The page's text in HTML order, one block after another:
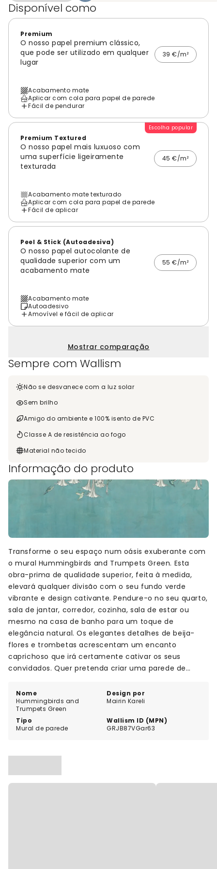
Disponível como
Premium
O nosso papel premium clássico,
que pode ser utilizado em qualquer
lugar
39 €/m²
Acabamento mate
Aplicar com cola para papel de parede
Fácil de pendurar
Escolha popular
Premium Textured
O nosso papel mais luxuoso com
uma superfície ligeiramente
texturada
45 €/m²
Acabamento mate texturado
Aplicar com cola para papel de parede
Fácil de aplicar
Peel & Stick (Autoadesiva)
O nosso papel autocolante de
qualidade superior com um
acabamento mate
55 €/m²
Acabamento mate
Autoadesivo
Amovível e fácil de aplicar
Mostrar comparação
Sempre com Wallism
Não se desvanece com a luz solar
Sem brilho
Amigo do ambiente e 100% isento de PVC
Classe A de resistência ao fogo
Material não tecido
Informação do produto
Nome
Hummingbirds and
Trumpets Green
Design por
Mairin Kareli
Tipo
Mural de parede
Wallism ID (MPN)
GRJB87VGar63
Transforme o seu espaço num oásis exuberante com
o mural Hummingbirds and Trumpets Green. Esta
obra-prima de qualidade superior, feita à medida,
elevará qualquer divisão com o seu fundo verde
vibrante e design cativante. Pendure-o no seu quarto,
sala de jantar, corredor, cozinha, sala de estar ou
mesmo na casa de banho para um toque de
elegância natural. Os elegantes detalhes de beija-
flores e trombetas acrescentam um encanto
caprichoso que irá certamente cativar os seus
convidados. Quer pretenda criar uma parede de
este mural é a escolha perfeita. Abrace a beleza da
natureza e traga uma sensação de tranquilidade para
a sua casa com este deslumbrante mural.